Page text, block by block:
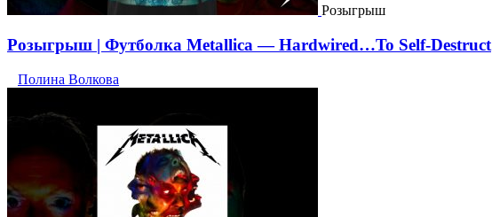
Розыгрыш
Розыгрыш | Футболка Metallica — Hardwired…To Self-Destruct
Полина Волкова